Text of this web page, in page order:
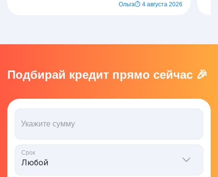
Ольга⏱ 4 августа 2026
Подбирай кредит прямо сейчас 🎉
Укажите сумму
Срок